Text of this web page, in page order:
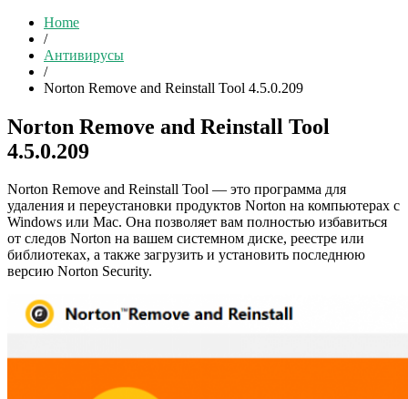
Home
/
Антивирусы
/
Norton Remove and Reinstall Tool 4.5.0.209
Norton Remove and Reinstall Tool
4.5.0.209
Norton Remove and Reinstall Tool — это программа для
удаления и переустановки продуктов Norton на компьютерах с
Windows или Mac. Она позволяет вам полностью избавиться
от следов Norton на вашем системном диске, реестре или
библиотеках, а также загрузить и установить последнюю
версию Norton Security.